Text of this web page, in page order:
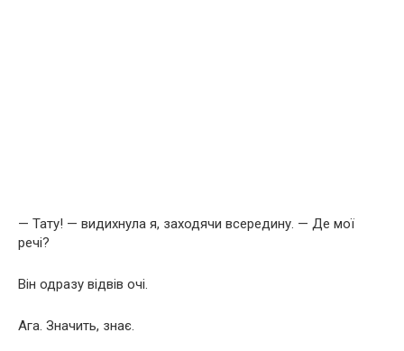
— Тату! — видихнула я, заходячи всередину. — Де мої
речі?
Він одразу відвів очі.
Ага. Значить, знає.